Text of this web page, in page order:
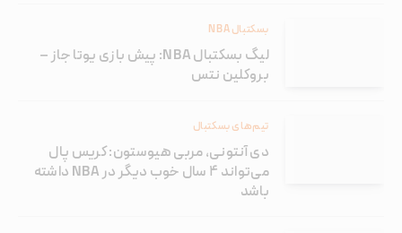
بسکتبال NBA
لیگ بسکتبال NBA: پیش بازی یوتا جاز –
بروکلین نتس
تیم‌های بسکتبال
دی آنتونی، مربی هیوستون: کریس پال
می‌تواند ۴ سال خوب دیگر در NBA داشته
باشد